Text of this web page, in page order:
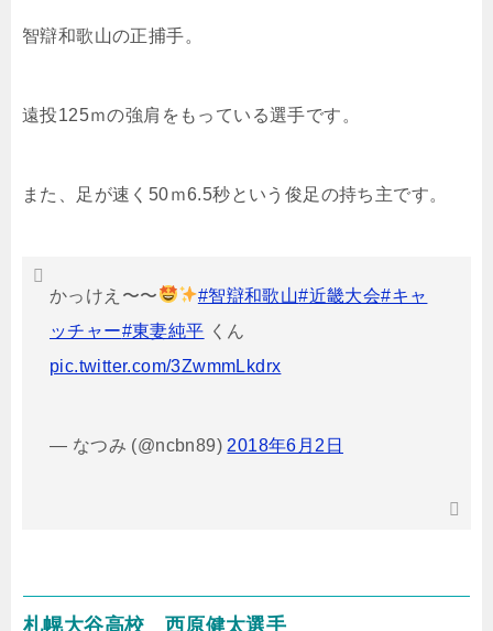
智辯和歌山の正捕手。
遠投125ｍの強肩をもっている選手です。
また、足が速く50ｍ6.5秒という俊足の持ち主です。
かっけえ〜〜 #智辯和歌山#近畿大会#キャ
ッチャー#東妻純平 くん
pic.twitter.com/3ZwmmLkdrx
— なつみ (@ncbn89) 2018年6月2日
札幌大谷高校 西原健太選手